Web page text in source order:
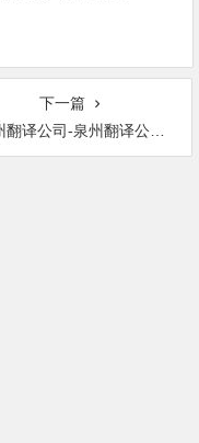
下一篇
译公司-泉州翻译公司报价